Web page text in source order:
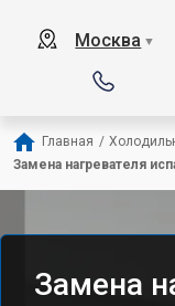
Москва ▼
Главная /
Замена нагревателя
Замена